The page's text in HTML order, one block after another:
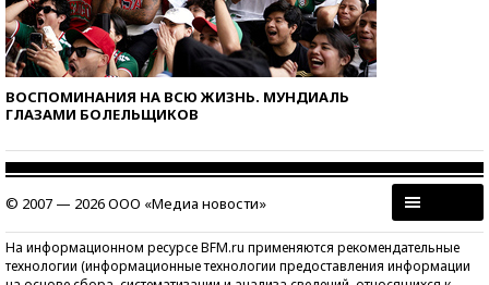
ВОСПОМИНАНИЯ НА ВСЮ ЖИЗНЬ. МУНДИАЛЬ
ГЛАЗАМИ БОЛЕЛЬЩИКОВ
© 2007 — 2026 ООО «Медиа новости»
На информационном ресурсе BFM.ru применяются рекомендательные
технологии (информационные технологии предоставления информации